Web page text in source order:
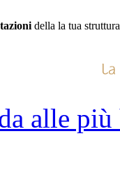
della la tua
alle più